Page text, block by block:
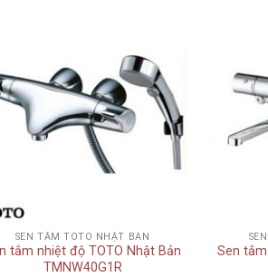
Add to
wishlist
SEN TẮM TOTO NHẬT BẢN
tắm nhiệt độ TOTO Nhật Bản
TMNW40G1R
Sen